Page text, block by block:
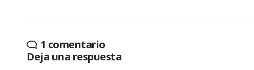
1 comentario
Deja una respuesta